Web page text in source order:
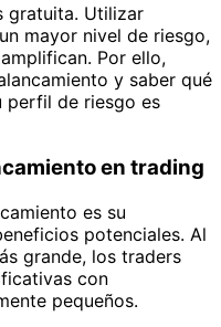
gratuita. Utilizar
mayor nivel de riesgo,
Por ello,
y saber qué
perfil de riesgo es
en trading
es su
potenciales. Al
grande, los traders
con
pequeños.